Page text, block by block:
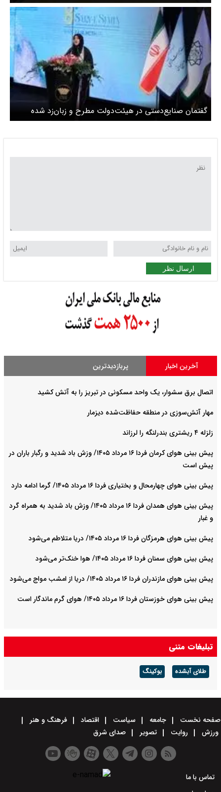
گفتمان صنایع‌دستی در هیئت‌دولت مطرح و زبان‌زد شده
است/ استقبال جوانان از جشنواره بی‌نظیر بود
ارسال نظر
آخرین اخبار پربازدیدترین
اتصال برق سشوار، یک واحد مسکونی در تبریز را به آتش کشید
مهار آتش‌سوزی در منطقه حفاظت‌شده دیزمار
زلزله ۴ ریشتری بندرلنگه را لرزاند
پیش بینی هوای کرمان فردا ۱۶ مرداد ۱۴۰۵/ وزش باد شدید و رگبار باران در
پیش است
پیش بینی هوای چهارمحال و بختیاری فردا ۱۶ مرداد ۱۴۰۵/ گرما ادامه دارد
پیش بینی هوای همدان فردا ۱۶ مرداد ۱۴۰۵/ وزش باد شدید به همراه گرد
و غبار
پیش بینی هوای هرمزگان فردا ۱۶ مرداد ۱۴۰۵/ دریا متلاطم می‌شود
پیش بینی هوای سمنان فردا ۱۶ مرداد ۱۴۰۵/ هوا خنک‌تر می‌شود
پیش بینی هوای مازندران فردا ۱۶ مرداد ۱۴۰۵/ دریا از امشب مواج می‌شود
پیش بینی هوای خوزستان فردا ۱۶ مرداد ۱۴۰۵/ هوای گرم ماندگار است
تبلیغات متنی
طلای آبشده بوکینگ
صفحه نخست جامعه سیاست اقتصاد
فرهنگ و هنر
ورزش
روایت تصویر صدای شرق
تماس با ما